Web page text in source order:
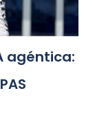
agéntica: